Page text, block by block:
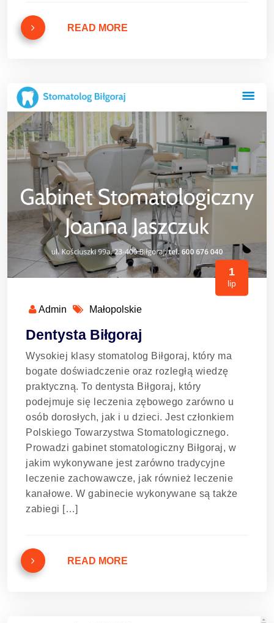
READ MORE
1
lip
Admin Małopolskie
Dentysta Biłgoraj
Wysokiej klasy stomatolog Biłgoraj, który ma
bogate doświadczenie oraz rozległą wiedzę
praktyczną. To dentysta Biłgoraj, który
podejmuje się leczenia zębowego zarówno u
osób dorosłych, jak i u dzieci. Jest członkiem
Polskiego Towarzystwa Stomatologicznego.
Prowadzi gabinet stomatologiczny Biłgoraj, w
jakim wykonywane jest zarówno tradycyjne
leczenie zachowawcze, jak również leczenie
kanałowe. W gabinecie wykonywane są także
zabiegi […]
READ MORE